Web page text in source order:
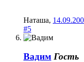
Наташа,
#5
Вадим Гость